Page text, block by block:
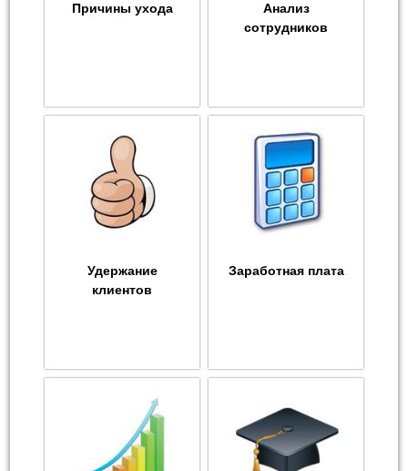
Причины ухода
Анализ
сотрудников
Удержание
клиентов
Заработная плата